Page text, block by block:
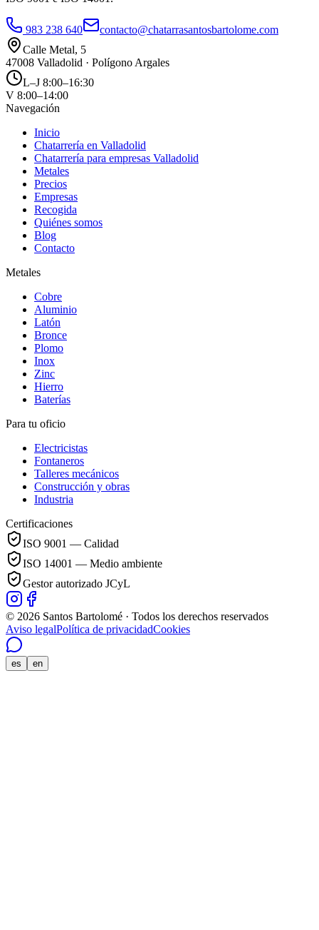
983 238 640
contacto@chatarrasantosbartolome.com
Calle Metal, 5
47008 Valladolid · Polígono Argales
L–J 8:00–16:30
V 8:00–14:00
Navegación
Inicio
Chatarrería en Valladolid
Chatarrería para empresas Valladolid
Metales
Precios
Empresas
Recogida
Quiénes somos
Blog
Contacto
Metales
Cobre
Aluminio
Latón
Bronce
Plomo
Inox
Zinc
Hierro
Baterías
Para tu oficio
Electricistas
Fontaneros
Talleres mecánicos
Construcción y obras
Industria
Certificaciones
ISO 9001 — Calidad
ISO 14001 — Medio ambiente
Gestor autorizado JCyL
© 2026 Santos Bartolomé · Todos los derechos reservados
Aviso legalPolítica de privacidadCookies
es en